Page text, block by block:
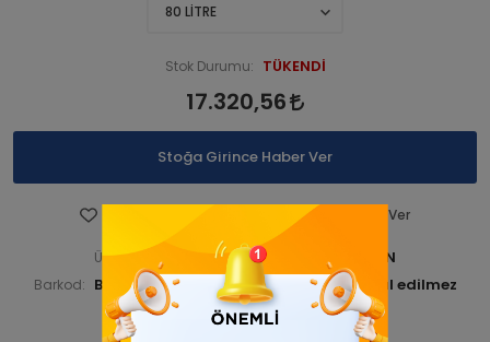
Stok Durumu: TÜKENDİ
17.320,56
Stoğa Girince Haber Ver
Fiyatı Düşünce Haber Ver
Ürün Kodu: BUDKAZGEN 000041-ANA URN
Barkod: BUDKAZGEN000042 İade Bilgisi: